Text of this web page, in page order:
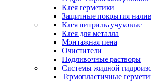
Клея герметики
Защитные покрытия
Клея нитрилкаучуковые
Клея для металла
Монтажная пена
Очистители
Подливочные растворы
Системы жидной
Термопластичные